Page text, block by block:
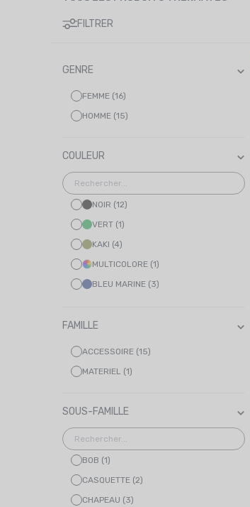
FILTRER
GENRE
FEMME (16)
HOMME (15)
COULEUR
NOIR (12)
VERT (1)
KAKI (4)
MULTICOLORE (1)
BLEU MARINE (3)
ROUGE (2)
FAMILLE
ACCESSOIRE (15)
MATERIEL (1)
SOUS-FAMILLE
BOB (1)
CASQUETTE (2)
CHAPEAU (3)